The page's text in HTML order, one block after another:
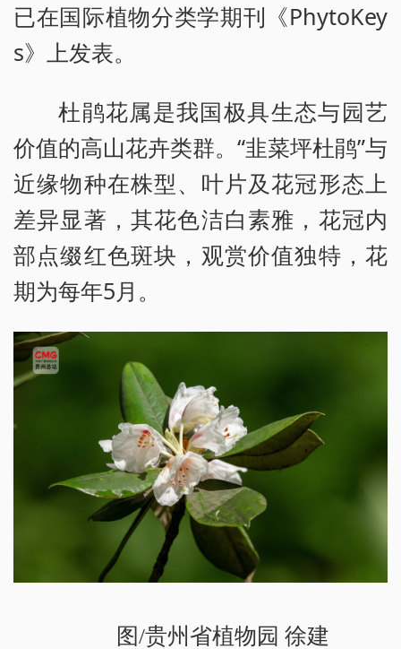
已在国际植物分类学期刊《PhytoKey
s》上发表。
杜鹃花属是我国极具生态与园艺
价值的高山花卉类群。“韭菜坪杜鹃”与
近缘物种在株型、叶片及花冠形态上
差异显著，其花色洁白素雅，花冠内
部点缀红色斑块，观赏价值独特，花
期为每年5月。
图/贵州省植物园 徐建